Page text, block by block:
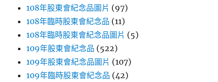
108年股東會紀念品圖片 (97)
108年臨時股東會紀念品 (11)
108年臨時股東會紀念品圖片 (5)
109年股東會紀念品 (522)
109年股東會紀念品圖片 (107)
109年臨時股東會紀念品 (42)